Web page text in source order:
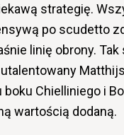
strategię.
po scudetto
linię obrony. Tak
boku Chielliniego i
wartością dodaną.